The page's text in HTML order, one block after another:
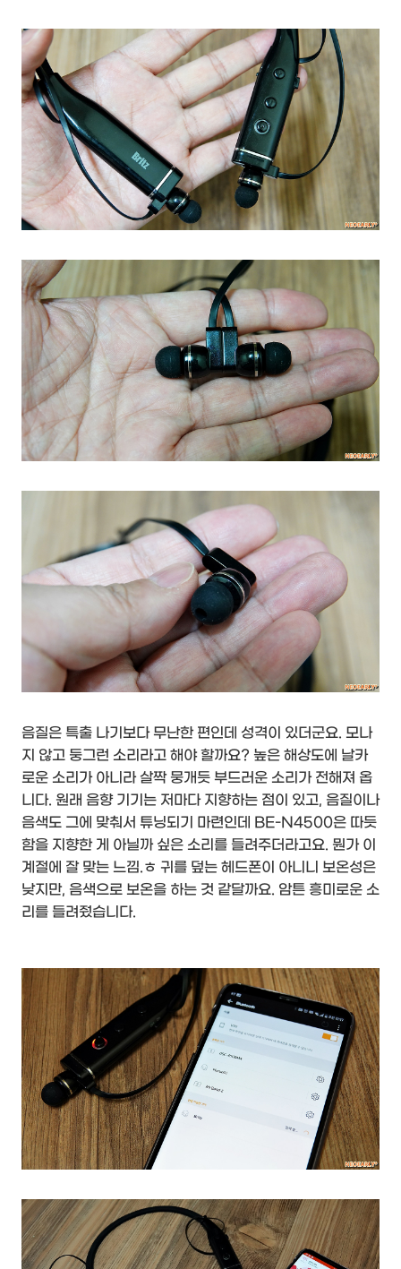
음질은 특출 나기보다 무난한 편인데 성격이 있더군요. 모나
지 않고 둥그런 소리라고 해야 할까요? 높은 해상도에 날카
로운 소리가 아니라 살짝 뭉개듯 부드러운 소리가 전해져 옵
니다. 원래 음향 기기는 저마다 지향하는 점이 있고, 음질이나
음색도 그에 맞춰서 튜닝되기 마련인데 BE-N4500은 따듯
함을 지향한 게 아닐까 싶은 소리를 들려주더라고요. 뭔가 이
계절에 잘 맞는 느낌.ㅎ 귀를 덮는 헤드폰이 아니니 보온성은
낮지만, 음색으로 보온을 하는 것 같달까요. 암튼 흥미로운 소
리를 들려줬습니다.